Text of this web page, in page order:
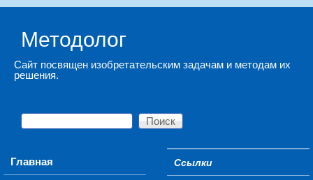
Методолог
Сайт посвящен изобретательским задачам и методам их
решения.
Форма поиска
Поиск
Main menu
Главная
Secondary menu
Ссылки